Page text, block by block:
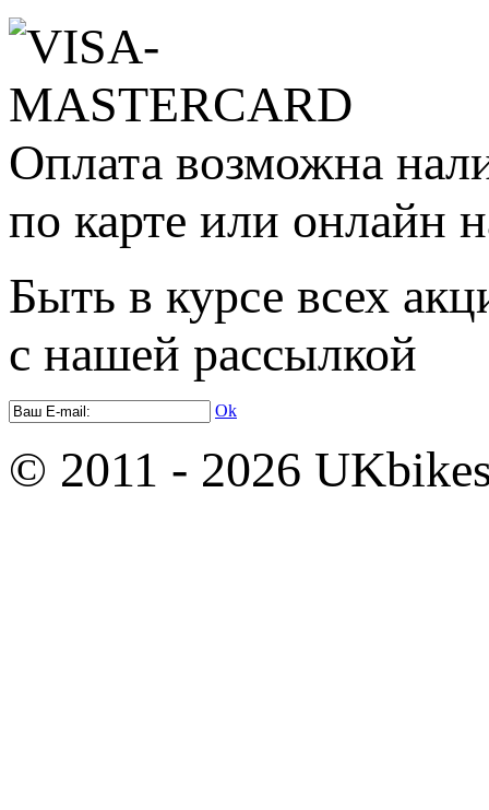
Оплата возможна
по карте или онлайн
Быть в курсе всех
с нашей рассылкой
Ok
© 2011 - 2026